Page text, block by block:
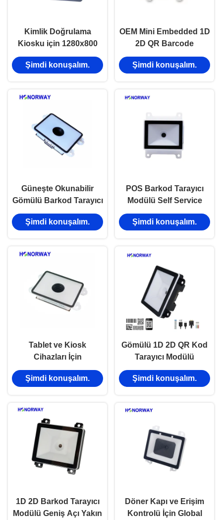
Kimlik Doğrulama
Kiosku için 1280x800
piksel sabit montajlı
barkod tarayıcı modülü
Şimdi konuşalım.
OEM Mini Embedded 1D
2D QR Barcode
Scanner Modülü PLC
Endüstrisi için Yüksek
Şimdi konuşalım.
Güneşte Okunabilir
Gömülü Barkod Tarayıcı
Modülü Barkod QR
Okuyucu Erişim
Şimdi konuşalım.
POS Barkod Tarayıcı
Modülü Self Service
Kiosklar / Ödeme
Terminalleri İçin QR Kod
Şimdi konuşalım.
Tablet ve Kiosk
Cihazları İçin
Özelleştirilmiş Geniş
Açılı QR Barkod Tarama
Şimdi konuşalım.
Gömülü 1D 2D QR Kod
Tarayıcı Modülü
Otomatik Tarama
Programlanabilir IoT
Şimdi konuşalım.
1D 2D Barkod Tarayıcı
Modülü Geniş Açı Yakın
Döner Kapı ve Erişim
Kontrolü İçin Global